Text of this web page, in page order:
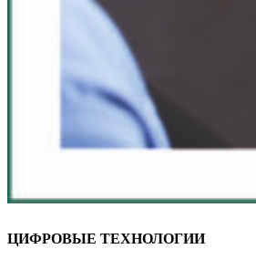
ЦИФРОВЫЕ ТЕХНОЛОГИИ